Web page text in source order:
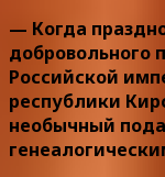
— Когда
добровольного
Российской
республики
необычный